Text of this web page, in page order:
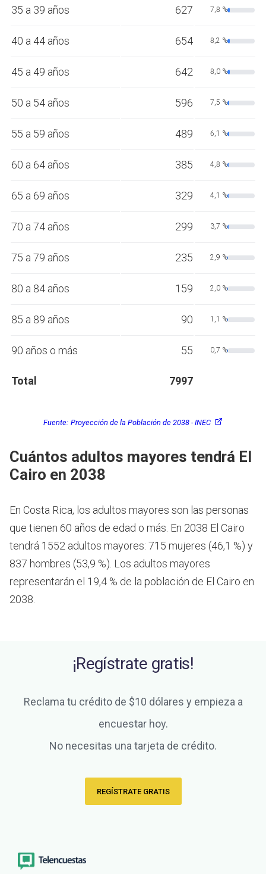
35 a 39 años 627 7,8 %
40 a 44 años 654 8,2 %
45 a 49 años 642 8,0 %
50 a 54 años 596 7,5 %
55 a 59 años 489 6,1 %
60 a 64 años 385 4,8 %
65 a 69 años 329 4,1 %
70 a 74 años 299 3,7 %
75 a 79 años 235 2,9 %
80 a 84 años 159 2,0 %
85 a 89 años 90 1,1 %
90 años o más 55 0,7 %
Total 7997
Fuente: Proyección de la Población de 2038 - INEC
Cuántos adultos mayores tendrá El
Cairo en 2038
En Costa Rica, los adultos mayores son las personas
que tienen 60 años de edad o más. En 2038 El Cairo
tendrá 1552 adultos mayores: 715 mujeres (46,1 %) y
837 hombres (53,9 %). Los adultos mayores
representarán el 19,4 % de la población de El Cairo en
2038.
¡Regístrate gratis!
Reclama tu crédito de $10 dólares y empieza a
encuestar hoy.
No necesitas una tarjeta de crédito.
REGÍSTRATE GRATIS